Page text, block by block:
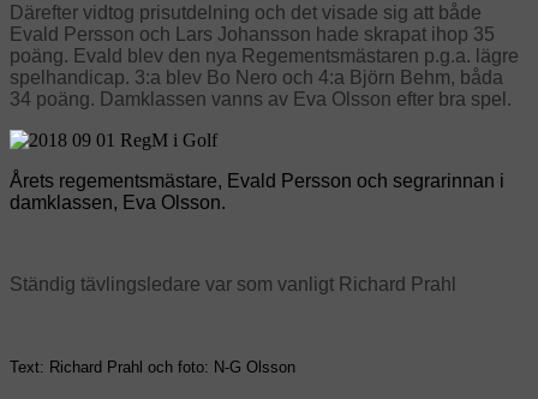
Därefter vidtog prisutdelning och det visade sig att både
Evald Persson och Lars Johansson hade skrapat ihop 35
poäng. Evald blev den nya Regementsmästaren p.g.a. lägre
spelhandicap. 3:a blev Bo Nero och 4:a Björn Behm, båda
34 poäng. Damklassen vanns av Eva Olsson efter bra spel.
Årets regementsmästare, Evald Persson och segrarinnan i
damklassen, Eva Olsson.
Ständig tävlingsledare var som vanligt Richard Prahl
Text: Richard Prahl och foto: N-G Olsson